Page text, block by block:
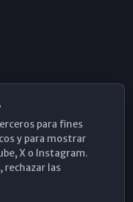
para fines
y para mostrar
X o Instagram.
rechazar las